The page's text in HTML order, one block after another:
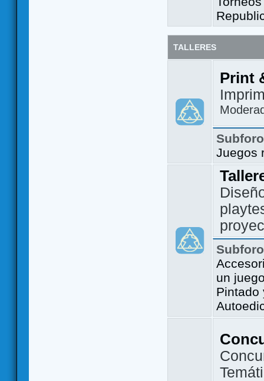
TALLERES
Print
Juegos
un
Pintado